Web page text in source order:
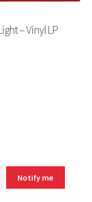
– Vinyl LP
Notify me